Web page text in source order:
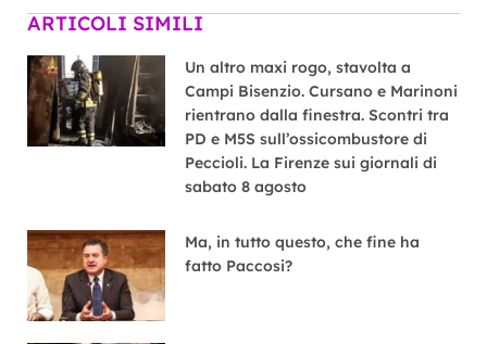
ARTICOLI SIMILI
Un altro maxi rogo, stavolta a
Campi Bisenzio. Cursano e Marinoni
rientrano dalla finestra. Scontri tra
PD e M5S sull’ossicombustore di
Peccioli. La Firenze sui giornali di
sabato 8 agosto
Ma, in tutto questo, che fine ha
fatto Paccosi?